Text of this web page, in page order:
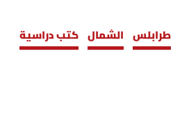
طرابلس الشمال كتب دراسية